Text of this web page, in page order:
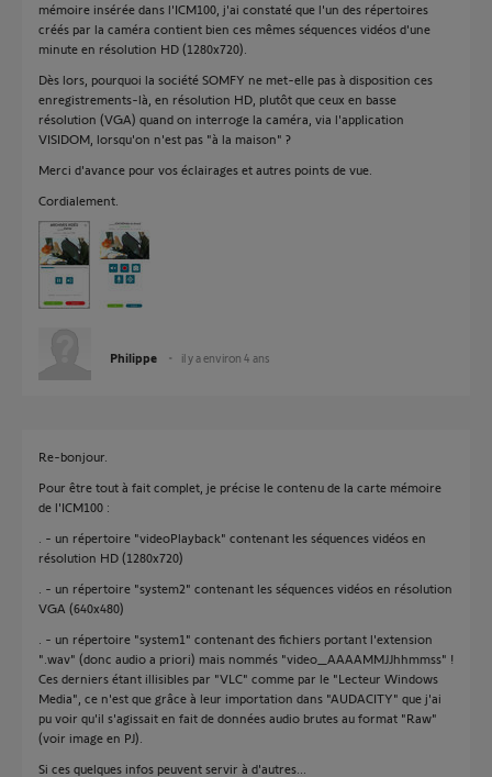
mémoire insérée dans l'ICM100, j'ai constaté que l'un des répertoires
créés par la caméra contient bien ces mêmes séquences vidéos d'une
minute en résolution HD (1280x720).
Dès lors, pourquoi la société SOMFY ne met-elle pas à disposition ces
enregistrements-là, en résolution HD, plutôt que ceux en basse
résolution (VGA) quand on interroge la caméra, via l'application
VISIDOM, lorsqu'on n'est pas "à la maison" ?
Merci d'avance pour vos éclairages et autres points de vue.
Cordialement.
Philippe il y a environ 4 ans
Re-bonjour.
Pour être tout à fait complet, je précise le contenu de la carte mémoire
de l'ICM100 :
. - un répertoire "videoPlayback" contenant les séquences vidéos en
résolution HD (1280x720)
. - un répertoire "system2" contenant les séquences vidéos en résolution
VGA (640x480)
. - un répertoire "system1" contenant des fichiers portant l'extension
".wav" (donc audio a priori) mais nommés "video_AAAAMMJJhhmmss" !
Ces derniers étant illisibles par "VLC" comme par le "Lecteur Windows
Media", ce n'est que grâce à leur importation dans "AUDACITY" que j'ai
pu voir qu'il s'agissait en fait de données audio brutes au format "Raw"
(voir image en PJ).
Si ces quelques infos peuvent servir à d'autres...